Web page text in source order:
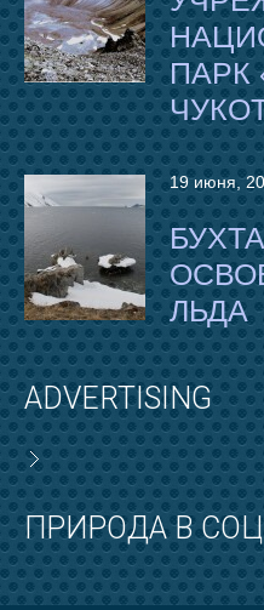
ПАРК
19 июня,
ЛЬДА
ADVERTISING
ПРИРОДА В